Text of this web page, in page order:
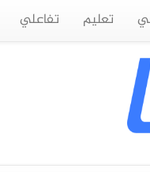
تعليم تفاعلي